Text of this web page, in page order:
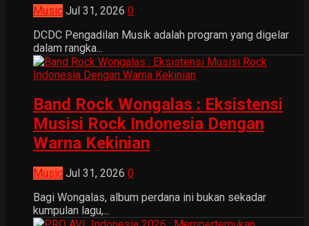
Music Jul 31, 2026 0
DCDC Pengadilan Musik adalah program yang digelar
dalam rangka...
Band Rock Wongalas : Eksistensi
Musisi Rock Indonesia Dengan
Warna Kekinian
Music Jul 31, 2026 0
Bagi Wongalas, album perdana ini bukan sekadar
kumpulan lagu,...